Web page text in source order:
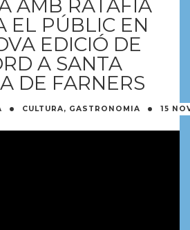
AMB RATAFIA
EL PÚBLIC EN
EDICIÓ DE
A SANTA
DE FARNERS
· CULTURA, GASTRONOMIA · 15